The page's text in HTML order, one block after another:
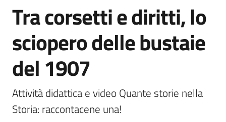
Servizi
Leggi
Atti
Bandi
Piani
Programmi
Salta al contenuto
Tra corsetti e diritti, lo
sciopero delle bustaie
del 1907
Attività didattica e video Quante storie nella
Storia: raccontacene una!